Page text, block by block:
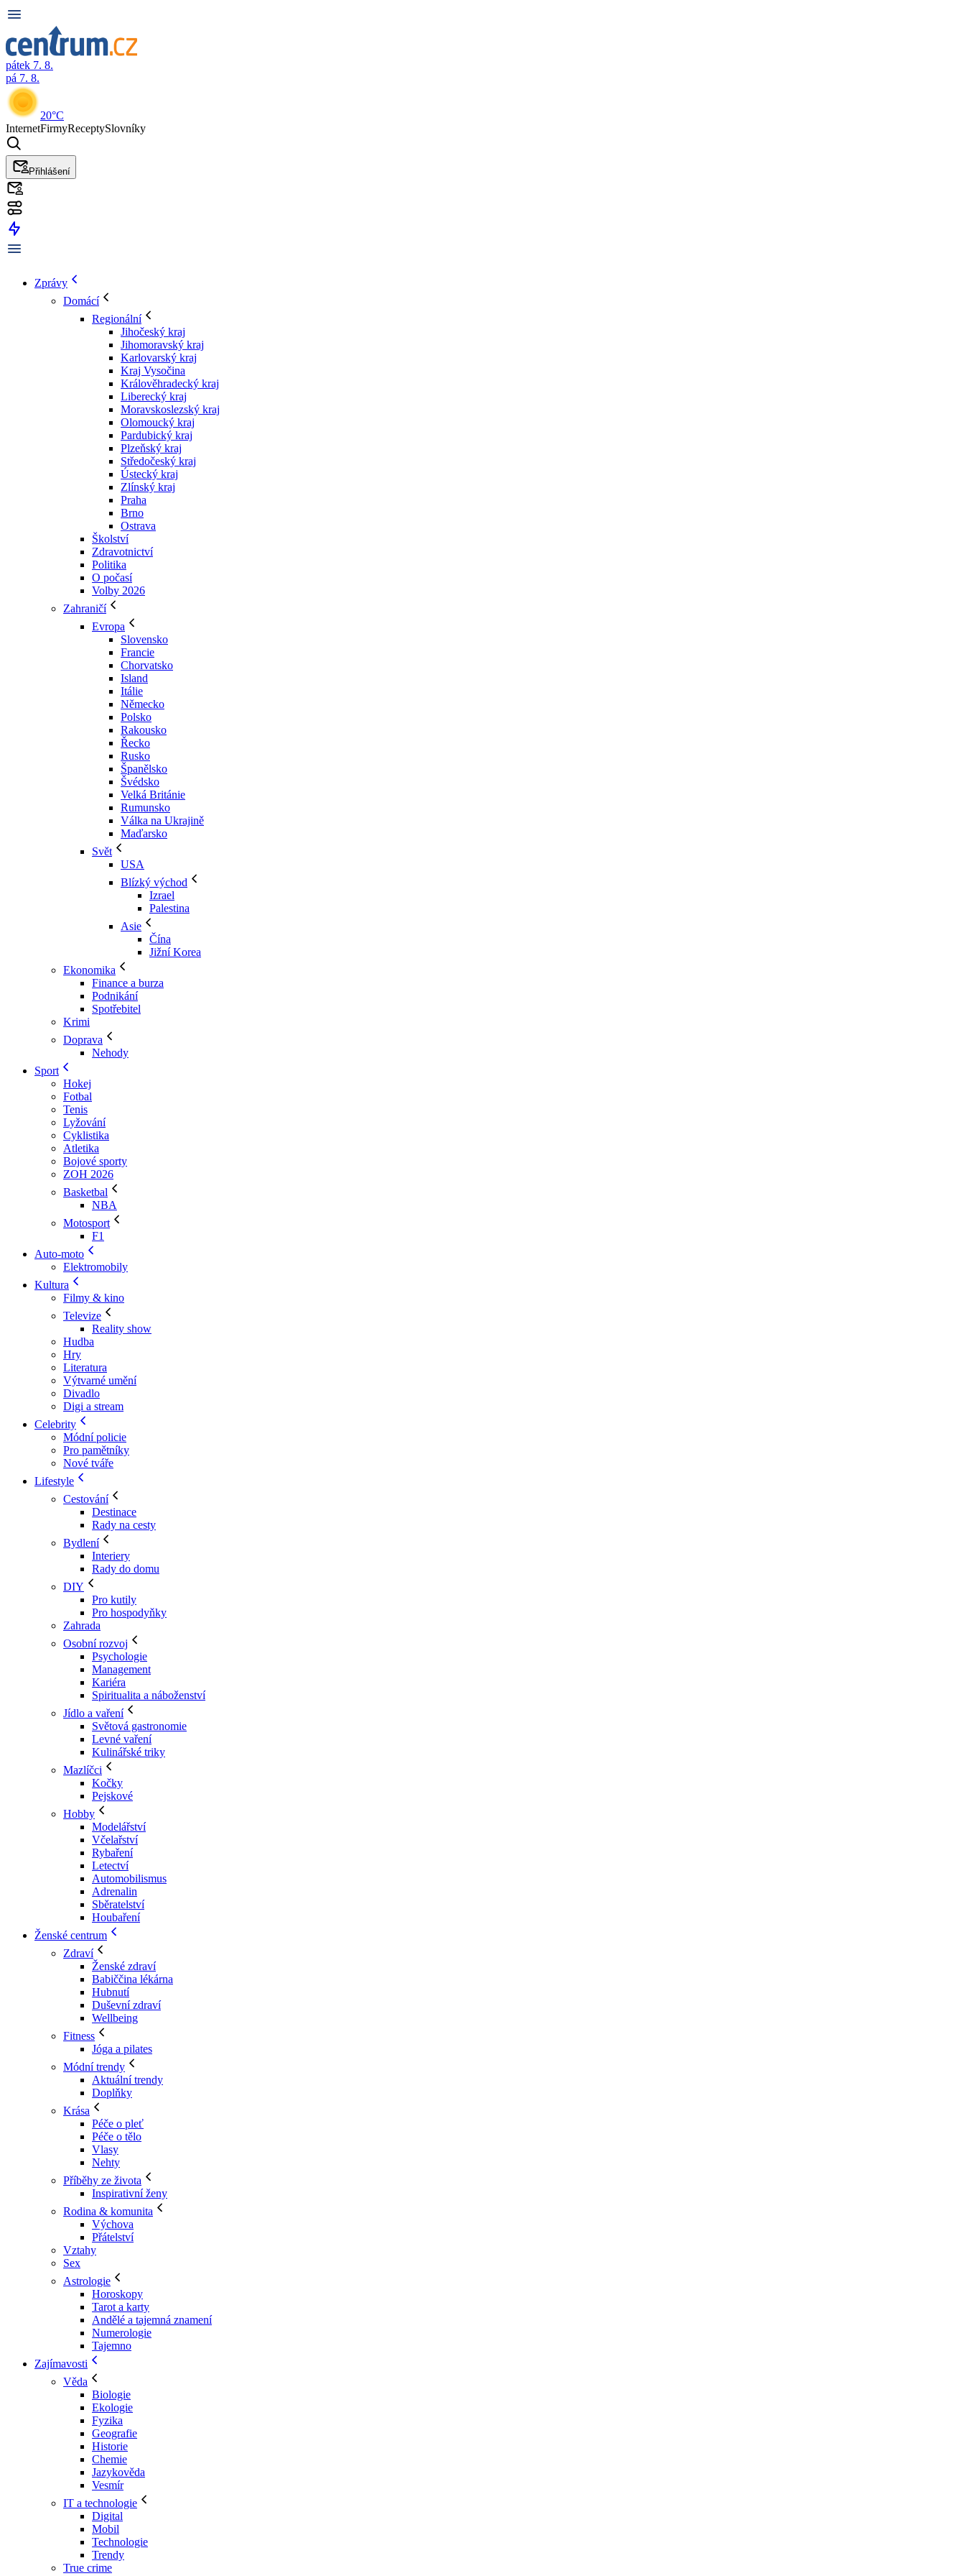
pátek 7. 8.
pá 7. 8.
20°C
InternetFirmyReceptySlovníky
Přihlášení
Zprávy
Domácí
Regionální
Jihočeský kraj
Jihomoravský kraj
Karlovarský kraj
Kraj Vysočina
Králověhradecký kraj
Liberecký kraj
Moravskoslezský kraj
Olomoucký kraj
Pardubický kraj
Plzeňský kraj
Středočeský kraj
Ústecký kraj
Zlínský kraj
Praha
Brno
Ostrava
Školství
Zdravotnictví
Politika
O počasí
Volby 2026
Zahraničí
Evropa
Slovensko
Francie
Chorvatsko
Island
Itálie
Německo
Polsko
Rakousko
Řecko
Rusko
Španělsko
Švédsko
Velká Británie
Rumunsko
Válka na Ukrajině
Maďarsko
Svět
USA
Blízký východ
Izrael
Palestina
Asie
Čína
Jižní Korea
Ekonomika
Finance a burza
Podnikání
Spotřebitel
Krimi
Doprava
Nehody
Sport
Hokej
Fotbal
Tenis
Lyžování
Cyklistika
Atletika
Bojové sporty
ZOH 2026
Basketbal
NBA
Motosport
F1
Auto-moto
Elektromobily
Kultura
Filmy & kino
Televize
Reality show
Hudba
Hry
Literatura
Výtvarné umění
Divadlo
Digi a stream
Celebrity
Módní policie
Pro pamětníky
Nové tváře
Lifestyle
Cestování
Destinace
Rady na cesty
Bydlení
Interiery
Rady do domu
DIY
Pro kutily
Pro hospodyňky
Zahrada
Osobní rozvoj
Psychologie
Management
Kariéra
Spiritualita a náboženství
Jídlo a vaření
Světová gastronomie
Levné vaření
Kulinářské triky
Mazlíčci
Kočky
Pejskové
Hobby
Modelářství
Včelařství
Rybaření
Letectví
Automobilismus
Adrenalin
Sběratelství
Houbaření
Ženské centrum
Zdraví
Ženské zdraví
Babiččina lékárna
Hubnutí
Duševní zdraví
Wellbeing
Fitness
Jóga a pilates
Módní trendy
Aktuální trendy
Doplňky
Krása
Péče o pleť
Péče o tělo
Vlasy
Nehty
Příběhy ze života
Inspirativní ženy
Rodina & komunita
Výchova
Přátelství
Vztahy
Sex
Astrologie
Horoskopy
Tarot a karty
Andělé a tajemná znamení
Numerologie
Tajemno
Zajímavosti
Věda
Biologie
Ekologie
Fyzika
Geografie
Historie
Chemie
Jazykověda
Vesmír
IT a technologie
Digital
Mobil
Technologie
Trendy
True crime